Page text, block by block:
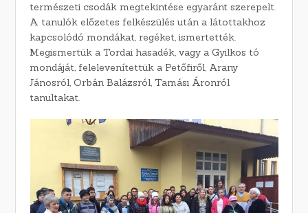
természeti csodák megtekintése egyaránt szerepelt.
A tanulók előzetes felkészülés után a látottakhoz
kapcsolódó mondákat, regéket, ismertették.
Megismertük a Tordai hasadék, vagy a Gyilkos tó
mondáját, felelevenítettük a Petőfiről, Arany
Jánosról, Orbán Balázsról, Tamási Áronról
tanultakat.